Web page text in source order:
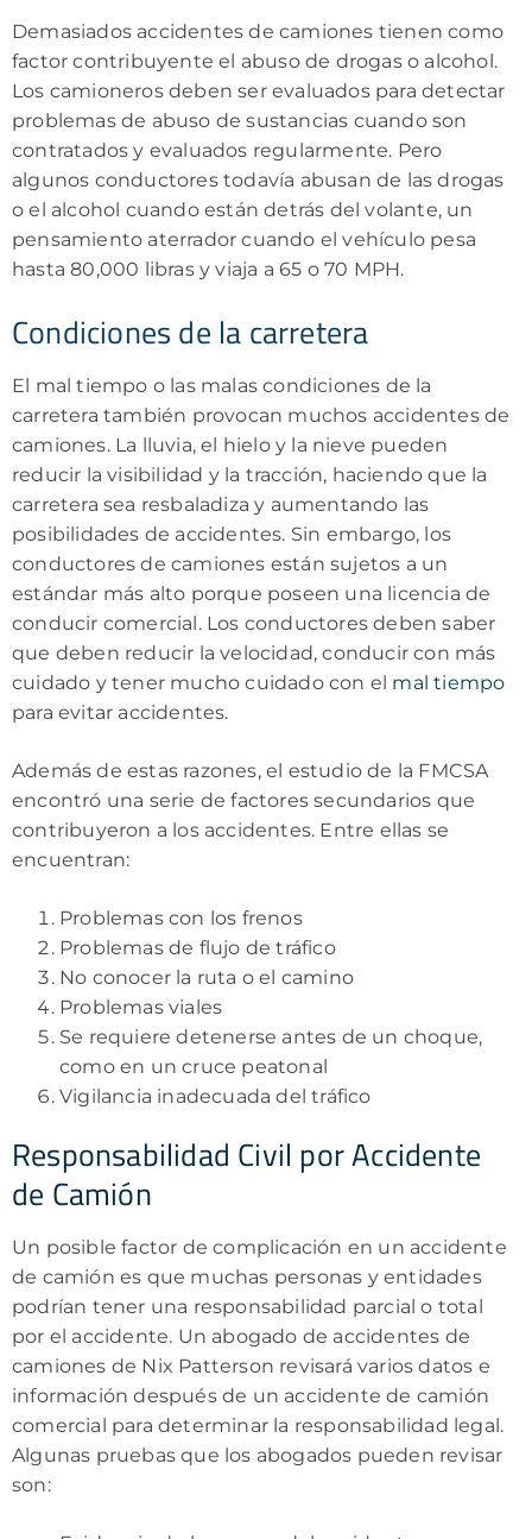
Demasiados accidentes de camiones tienen como
factor contribuyente el abuso de drogas o alcohol.
Los camioneros deben ser evaluados para detectar
problemas de abuso de sustancias cuando son
contratados y evaluados regularmente. Pero
algunos conductores todavía abusan de las drogas
o el alcohol cuando están detrás del volante, un
pensamiento aterrador cuando el vehículo pesa
hasta 80,000 libras y viaja a 65 o 70 MPH.
Condiciones de la carretera
El mal tiempo o las malas condiciones de la
carretera también provocan muchos accidentes de
camiones. La lluvia, el hielo y la nieve pueden
reducir la visibilidad y la tracción, haciendo que la
carretera sea resbaladiza y aumentando las
posibilidades de accidentes. Sin embargo, los
conductores de camiones están sujetos a un
estándar más alto porque poseen una licencia de
conducir comercial. Los conductores deben saber
que deben reducir la velocidad, conducir con más
cuidado y tener mucho cuidado con el mal tiempo
para evitar accidentes.
Además de estas razones, el estudio de la FMCSA
encontró una serie de factores secundarios que
contribuyeron a los accidentes. Entre ellas se
encuentran:
Problemas con los frenos
Problemas de flujo de tráfico
No conocer la ruta o el camino
Problemas viales
Se requiere detenerse antes de un choque,
como en un cruce peatonal
Vigilancia inadecuada del tráfico
Responsabilidad Civil por Accidente
de Camión
Un posible factor de complicación en un accidente
de camión es que muchas personas y entidades
podrían tener una responsabilidad parcial o total
por el accidente. Un abogado de accidentes de
camiones de Nix Patterson revisará varios datos e
información después de un accidente de camión
comercial para determinar la responsabilidad legal.
Algunas pruebas que los abogados pueden revisar
son: